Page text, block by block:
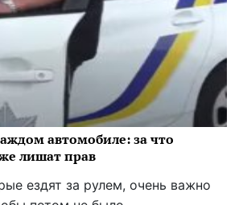
автомобиле: за что
лишат прав
ездят за рулем, очень важно